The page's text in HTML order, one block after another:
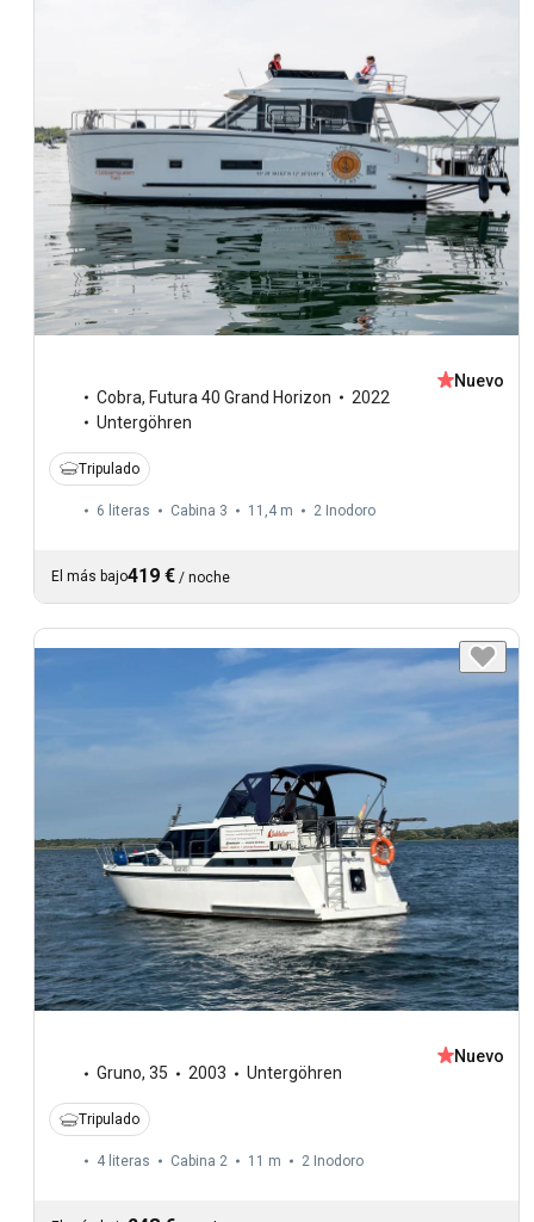
Cobra, Futura 40 Grand Horizon
2022
Untergöhren
Nuevo
Tripulado
6 literas Cabina 3 11,4 m 2 Inodoro
El más bajo419 € / noche
Gruno, 35 2003 Untergöhren
Nuevo
Tripulado
4 literas Cabina 2 11 m 2 Inodoro